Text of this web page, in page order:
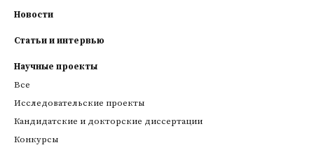
Новости
Статьи и интервью
Научные проекты
Все
Исследовательские проекты
Кандидатские и докторские диссертации
Конкурсы